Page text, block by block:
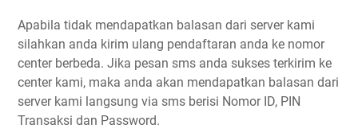
Apabila tidak mendapatkan balasan dari server kami
silahkan anda kirim ulang pendaftaran anda ke nomor
center berbeda. Jika pesan sms anda sukses terkirim ke
center kami, maka anda akan mendapatkan balasan dari
server kami langsung via sms berisi Nomor ID, PIN
Transaksi dan Password.